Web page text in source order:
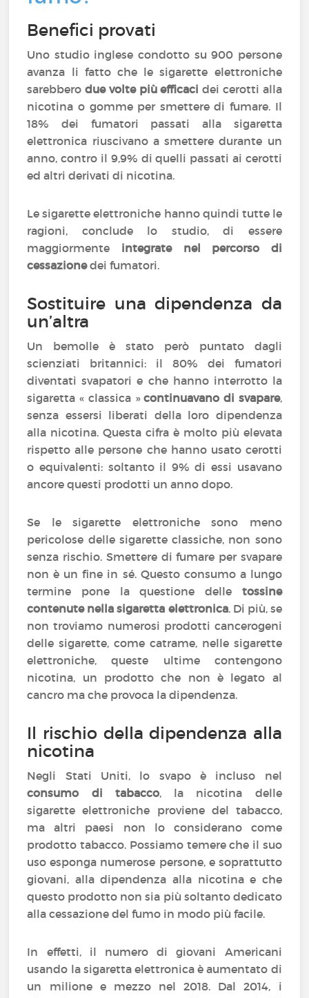
Benefici provati
Uno studio inglese condotto su 900 persone
avanza li fatto che le sigarette elettroniche
sarebbero due volte più efficaci dei cerotti alla
nicotina o gomme per smettere di fumare. Il
18% dei fumatori passati alla sigaretta
elettronica riuscivano a smettere durante un
anno, contro il 9,9% di quelli passati ai cerotti
ed altri derivati di nicotina.
Le sigarette elettroniche hanno quindi tutte le
ragioni, conclude lo studio, di essere
maggiormente integrate nel percorso di
cessazionedei fumatori.
Sostituire una dipendenza da
un’altra
Un bemolle è stato però puntato dagli
scienziati britannici: il 80% dei fumatori
diventati svapatori e che hanno interrotto la
sigaretta « classica »continuavano di svapare,
senza essersi liberati della loro dipendenza
alla nicotina. Questa cifra è molto più elevata
rispetto alle persone che hanno usato cerotti
o equivalenti: soltanto il 9% di essi usavano
ancore questi prodotti un anno dopo.
Se le sigarette elettroniche sono meno
pericolose delle sigarette classiche, non sono
senza rischio. Smettere di fumare per svapare
non è un fine in sé. Questo consumo a lungo
termine pone la questione delle tossine
contenute nella sigaretta elettronica. Di più, se
non troviamo numerosi prodotti cancerogeni
delle sigarette, come catrame, nelle sigarette
elettroniche, queste ultime contengono
nicotina, un prodotto che non è legato al
cancro ma che provoca la dipendenza.
Il rischio della dipendenza alla
nicotina
Negli Stati Uniti, lo svapo è incluso nel
consumo di tabacco, la nicotina delle
sigarette elettroniche proviene del tabacco,
ma altri paesi non lo considerano come
prodotto tabacco. Possiamo temere che il suo
uso esponga numerose persone, e soprattutto
giovani, alla dipendenza alla nicotina e che
questo prodotto non sia più soltanto dedicato
alla cessazione del fumo in modo più facile.
In effetti, il numero di giovani Americani
usando la sigaretta elettronica è aumentato di
un milione e mezzo nel 2018. Dal 2014, i